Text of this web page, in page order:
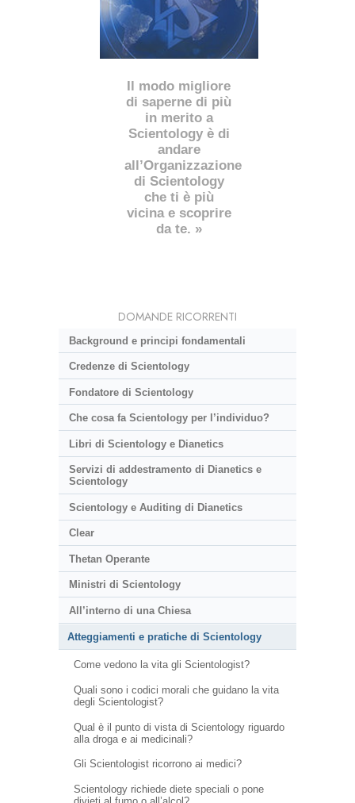
Il modo migliore
di saperne di più
in merito a
Scientology è di
andare
all’Organizzazione
di Scientology
che ti è più
vicina e scoprire
da te. »
DOMANDE RICORRENTI
Background e principi fondamentali
Credenze di Scientology
Fondatore di Scientology
Che cosa fa Scientology per l’individuo?
Libri di Scientology e Dianetics
Servizi di addestramento di Dianetics e
Scientology
Scientology e Auditing di Dianetics
Clear
Thetan Operante
Ministri di Scientology
All’interno di una Chiesa
Atteggiamenti e pratiche di Scientology
Come vedono la vita gli Scientologist?
Quali sono i codici morali che guidano la vita
degli Scientologist?
Qual è il punto di vista di Scientology riguardo
alla droga e ai medicinali?
Gli Scientologist ricorrono ai medici?
Scientology richiede diete speciali o pone